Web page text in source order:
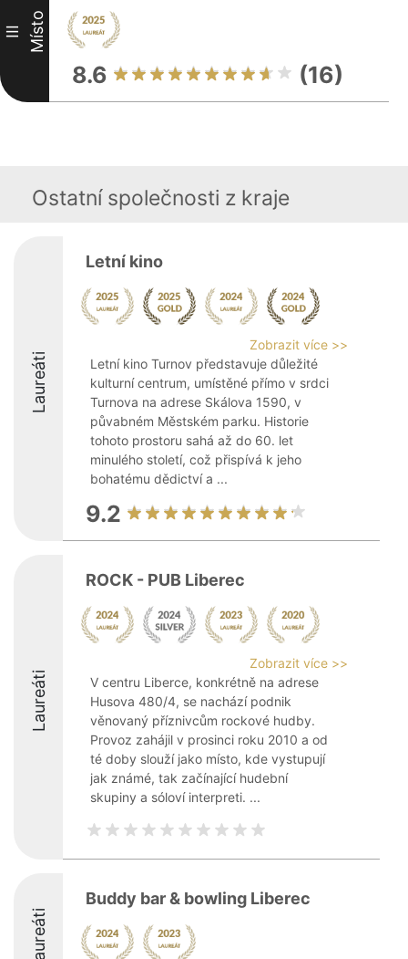
III Místo
8.6 (16)
Ostatní společnosti z kraje
Laureáti
Letní kino
Zobrazit více >>
Letní kino Turnov představuje důležité
kulturní centrum, umístěné přímo v srdci
Turnova na adrese Skálova 1590, v
půvabném Městském parku. Historie
tohoto prostoru sahá až do 60. let
minulého století, což přispívá k jeho
bohatému dědictví a ...
9.2
Laureáti
ROCK - PUB Liberec
Zobrazit více >>
V centru Liberce, konkrétně na adrese
Husova 480/4, se nachází podnik
věnovaný příznivcům rockové hudby.
Provoz zahájil v prosinci roku 2010 a od
té doby slouží jako místo, kde vystupují
jak známé, tak začínající hudební
skupiny a sóloví interpreti. ...
Laureáti
Buddy bar & bowling Liberec